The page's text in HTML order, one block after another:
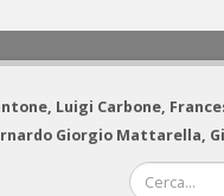
Luigi Carbone,
Giorgio Mattarella,